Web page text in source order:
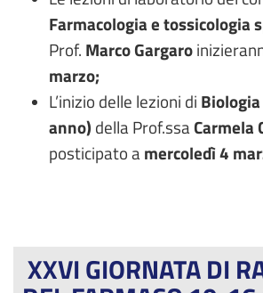
Farmacologia e tossicologia
Prof. Marco Gargaro
marzo;
L’inizio delle lezioni di
anno) della Prof.ssaCarmela
posticipato amercoledì 4
XXVI GIORNATA DI